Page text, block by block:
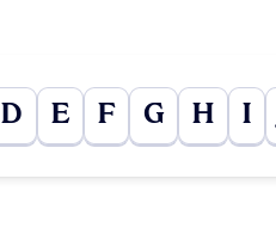
D E F G H I